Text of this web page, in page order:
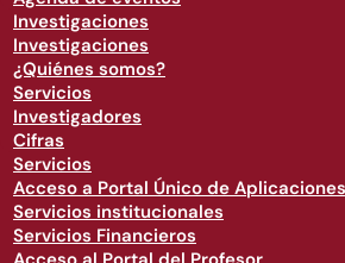
Investigaciones
Investigaciones
¿Quiénes somos?
Servicios
Investigadores
Cifras
Servicios
Acceso a Portal Único de
Servicios institucionales
Servicios Financieros